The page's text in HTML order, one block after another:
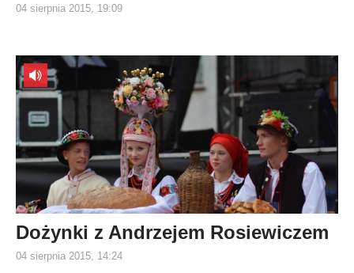
04 sierpnia 2015, 19:09
Dożynki z Andrzejem Rosiewiczem
04 sierpnia 2015, 14:24